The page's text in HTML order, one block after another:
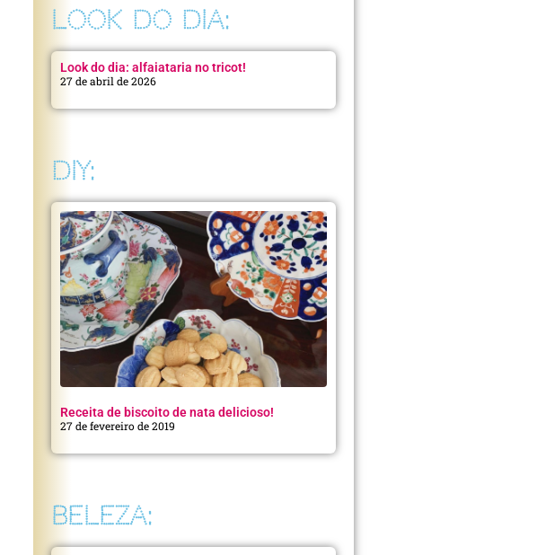
LOOK DO DIA:
Look do dia: alfaiataria no tricot!
27 de abril de 2026
DIY:
Receita de biscoito de nata delicioso!
27 de fevereiro de 2019
BELEZA: